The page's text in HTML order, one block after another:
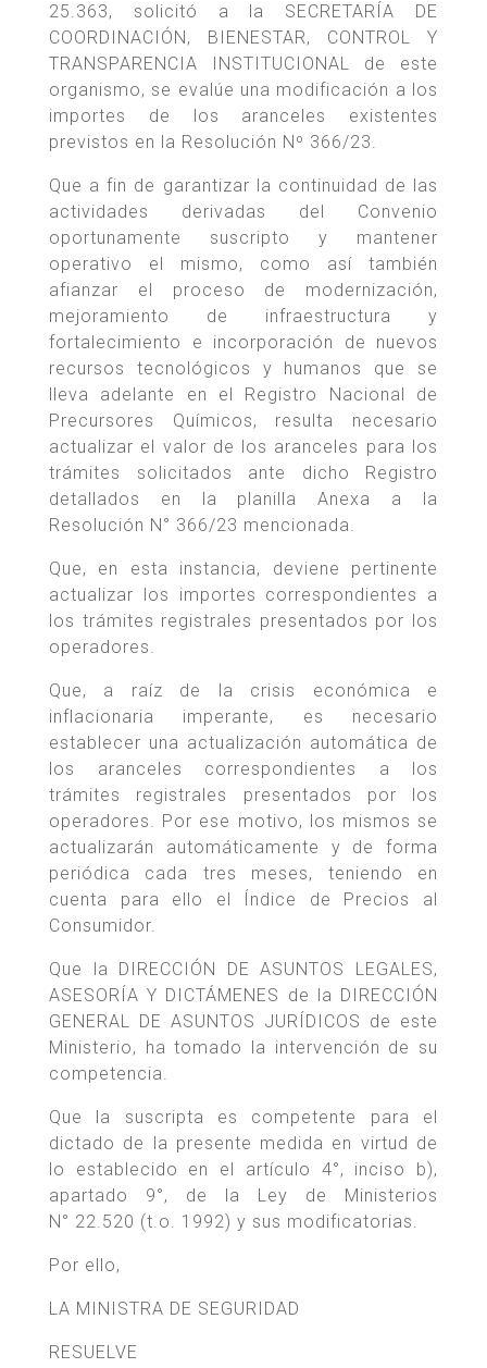
25.363, solicitó a la SECRETARÍA DE
COORDINACIÓN, BIENESTAR, CONTROL Y
TRANSPARENCIA INSTITUCIONAL de este
organismo, se evalúe una modificación a los
importes de los aranceles existentes
previstos en la Resolución Nº 366/23.
Que a fin de garantizar la continuidad de las
actividades derivadas del Convenio
oportunamente suscripto y mantener
operativo el mismo, como así también
afianzar el proceso de modernización,
mejoramiento de infraestructura y
fortalecimiento e incorporación de nuevos
recursos tecnológicos y humanos que se
lleva adelante en el Registro Nacional de
Precursores Químicos, resulta necesario
actualizar el valor de los aranceles para los
trámites solicitados ante dicho Registro
detallados en la planilla Anexa a la
Resolución N° 366/23 mencionada.
Que, en esta instancia, deviene pertinente
actualizar los importes correspondientes a
los trámites registrales presentados por los
operadores.
Que, a raíz de la crisis económica e
inflacionaria imperante, es necesario
establecer una actualización automática de
los aranceles correspondientes a los
trámites registrales presentados por los
operadores. Por ese motivo, los mismos se
actualizarán automáticamente y de forma
periódica cada tres meses, teniendo en
cuenta para ello el Índice de Precios al
Consumidor.
Que la DIRECCIÓN DE ASUNTOS LEGALES,
ASESORÍA Y DICTÁMENES de la DIRECCIÓN
GENERAL DE ASUNTOS JURÍDICOS de este
Ministerio, ha tomado la intervención de su
competencia.
Que la suscripta es competente para el
dictado de la presente medida en virtud de
lo establecido en el artículo 4°, inciso b),
apartado 9°, de la Ley de Ministerios
N° 22.520 (t.o. 1992) y sus modificatorias.
Por ello,
LA MINISTRA DE SEGURIDAD
RESUELVE